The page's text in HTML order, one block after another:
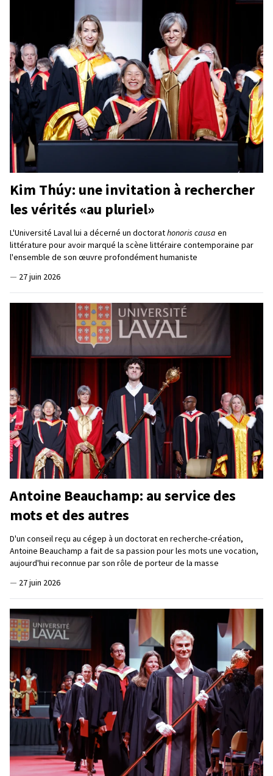
Kim Thúy: une invitation à rechercher
les vérités «au pluriel»
L'Université Laval lui a décerné un doctorathonoris causa en
littérature pour avoir marqué la scène littéraire contemporaine par
l'ensemble de son œuvre profondément humaniste
— 27 juin 2026
Antoine Beauchamp: au service des
mots et des autres
D'un conseil reçu au cégep à un doctorat en recherche-création,
Antoine Beauchamp a fait de sa passion pour les mots une vocation,
aujourd'hui reconnue par son rôle de porteur de la masse
— 27 juin 2026